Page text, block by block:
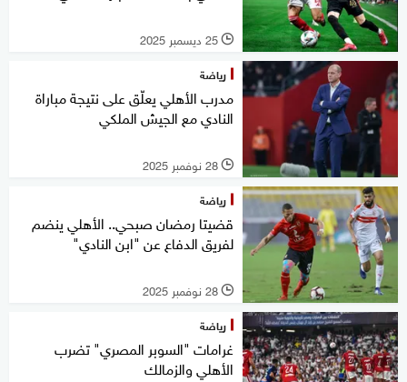
l 25 ديسمبر 2025
رياضة
مدرب الأهلي يعلّق على نتيجة مباراة
النادي مع الجيش الملكي
l 28 نوفمبر 2025
رياضة
قضيتا رمضان صبحي.. الأهلي ينضم
لفريق الدفاع عن "ابن النادي"
l 28 نوفمبر 2025
رياضة
غرامات "السوبر المصري" تضرب
الأهلي والزمالك